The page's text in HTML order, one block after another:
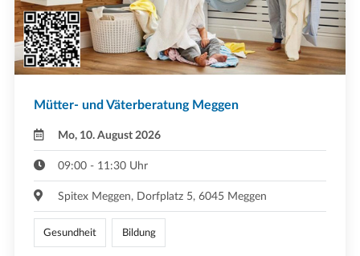
Mütter- und Väterberatung Meggen
Mo, 10. August 2026
09:00 - 11:30 Uhr
Spitex Meggen, Dorfplatz 5, 6045 Meggen
Gesundheit Bildung